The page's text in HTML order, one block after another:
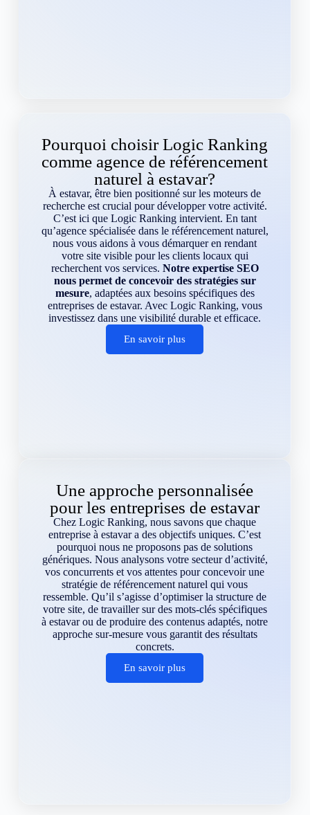
Pourquoi choisir Logic Ranking
comme agence de référencement
naturel à estavar?
À estavar, être bien positionné sur les moteurs de
recherche est crucial pour développer votre activité.
C’est ici que Logic Ranking intervient. En tant
qu’agence spécialisée dans le référencement naturel,
nous vous aidons à vous démarquer en rendant
votre site visible pour les clients locaux qui
recherchent vos services. Notre expertise SEO
nous permet de concevoir des stratégies sur
mesure, adaptées aux besoins spécifiques des
entreprises de estavar. Avec Logic Ranking, vous
investissez dans une visibilité durable et efficace.
En savoir plus
Une approche personnalisée
pour les entreprises de estavar
Chez Logic Ranking, nous savons que chaque
entreprise à estavar a des objectifs uniques. C’est
pourquoi nous ne proposons pas de solutions
génériques. Nous analysons votre secteur d’activité,
vos concurrents et vos attentes pour concevoir une
stratégie de référencement naturel qui vous
ressemble. Qu’il s’agisse d’optimiser la structure de
votre site, de travailler sur des mots-clés spécifiques
à estavar ou de produire des contenus adaptés, notre
approche sur-mesure vous garantit des résultats
concrets.
En savoir plus